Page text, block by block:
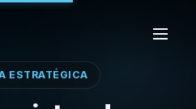
ESTRATÉGICA